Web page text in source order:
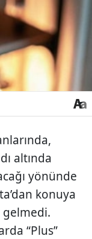
altında
yönünde
konuya
gelmedi.
“Plus”